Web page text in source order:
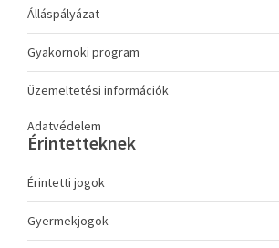
Álláspályázat
Gyakornoki program
Üzemeltetési információk
Adatvédelem
Érintetteknek
Érintetti jogok
Gyermekjogok